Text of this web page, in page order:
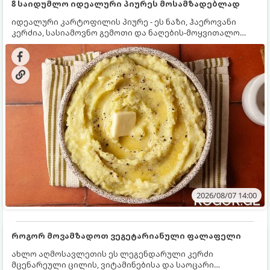
8 საიდუმლო იდეალური პიურეს მოსამზადებლად
იდეალური კარტოფილის პიურე - ეს ნაზი, ჰაეროვანი
კერძია, სასიამოვნო გემოთი და ნაღების-მოყვითალო
ფერით. მისი მომზადება ძალიან მარტივია, მაგრამ
არსებობს რამდენიმე საიდუმლო, რომლებიც უნდა
იცოდეთ, რომ პიურე იდეალურად გემრიელი გამოვიდეს.
2026/08/07 14:00
როგორ მოვამზადოთ ვეგეტარიანული ფალაფელი
ახლო აღმოსავლეთის ეს ლეგენდარული კერძი
მცენარეული ცილის, ვიტამინებისა და საოცარი